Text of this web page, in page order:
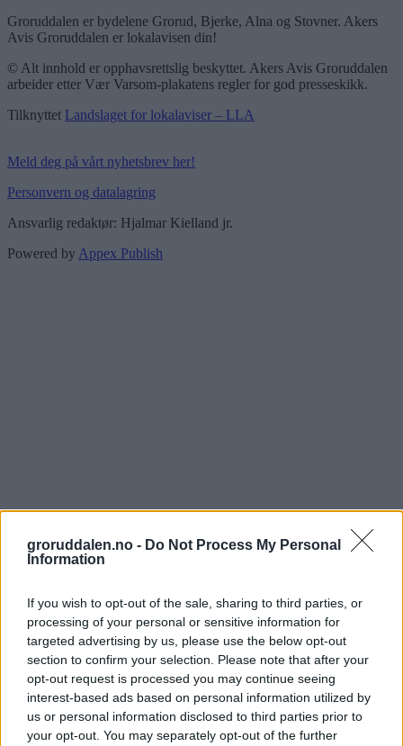
groruddalen.no - Do Not Process My Personal
Information
If you wish to opt-out of the sale, sharing to third parties, or
processing of your personal or sensitive information for
targeted advertising by us, please use the below opt-out
section to confirm your selection. Please note that after your
opt-out request is processed you may continue seeing
interest-based ads based on personal information utilized by
us or personal information disclosed to third parties prior to
your opt-out. You may separately opt-out of the further
Groruddalen er bydelene Grorud, Bjerke, Alna og Stovner. Akers
Avis Groruddalen er lokalavisen din!
© Alt innhold er opphavsrettslig beskyttet. Akers Avis Groruddalen
arbeider etter Vær Varsom-plakatens regler for god presseskikk.
Tilknyttet Landslaget for lokalaviser – LLA
Meld deg på vårt nyhetsbrev her!
Personvern og datalagring
Ansvarlig redaktør: Hjalmar Kielland jr.
Powered by Appex Publish